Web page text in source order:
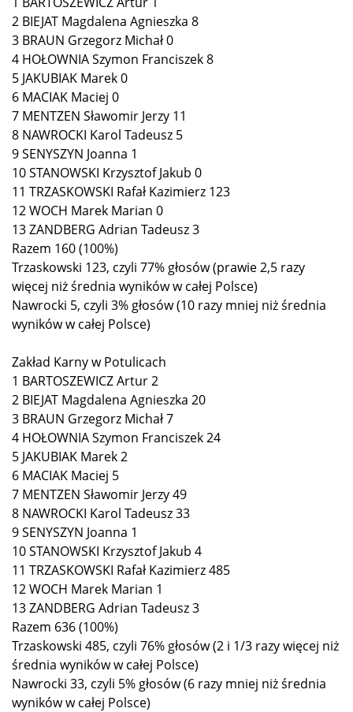
2 BIEJAT Magdalena Agnieszka 8
3 BRAUN Grzegorz Michał 0
4 HOŁOWNIA Szymon Franciszek 8
5 JAKUBIAK Marek 0
6 MACIAK Maciej 0
7 MENTZEN Sławomir Jerzy 11
8 NAWROCKI Karol Tadeusz 5
9 SENYSZYN Joanna 1
10 STANOWSKI Krzysztof Jakub 0
11 TRZASKOWSKI Rafał Kazimierz 123
12 WOCH Marek Marian 0
13 ZANDBERG Adrian Tadeusz 3
Razem 160 (100%)
Trzaskowski 123, czyli 77% głosów (prawie 2,5 razy
więcej niż średnia wyników w całej Polsce)
Nawrocki 5, czyli 3% głosów (10 razy mniej niż średnia
wyników w całej Polsce)
Zakład Karny w Potulicach
1 BARTOSZEWICZ Artur 2
2 BIEJAT Magdalena Agnieszka 20
3 BRAUN Grzegorz Michał 7
4 HOŁOWNIA Szymon Franciszek 24
5 JAKUBIAK Marek 2
6 MACIAK Maciej 5
7 MENTZEN Sławomir Jerzy 49
8 NAWROCKI Karol Tadeusz 33
9 SENYSZYN Joanna 1
10 STANOWSKI Krzysztof Jakub 4
11 TRZASKOWSKI Rafał Kazimierz 485
12 WOCH Marek Marian 1
13 ZANDBERG Adrian Tadeusz 3
Razem 636 (100%)
Trzaskowski 485, czyli 76% głosów (2 i 1/3 razy więcej niż
średnia wyników w całej Polsce)
Nawrocki 33, czyli 5% głosów (6 razy mniej niż średnia
wyników w całej Polsce)